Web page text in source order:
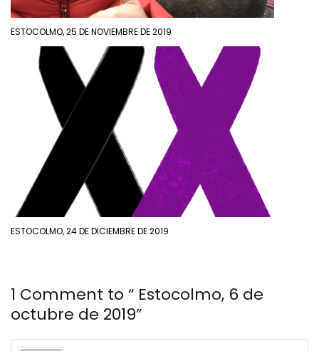
ESTOCOLMO, 25 DE NOVIEMBRE DE 2019
ESTOCOLMO, 24 DE DICIEMBRE DE 2019
1 Comment to “ Estocolmo, 6 de
octubre de 2019”